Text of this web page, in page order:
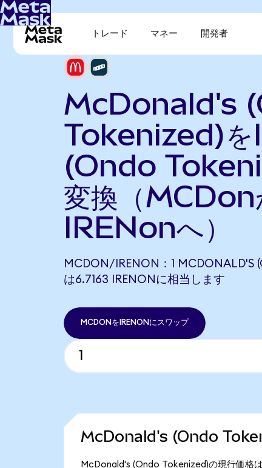
トレード マネー 開発者
McDonald's
Tokenized)を
(Ondo
変換（MCDon
IRENonへ）
MCDON/IRENON：1 MCDONALD'S
は6.7163 IRENONに相当します
MCDONをIRENONにスワップ
McDonald's (Ondo
McDonald's (Ondo Tokenized)の現行価格